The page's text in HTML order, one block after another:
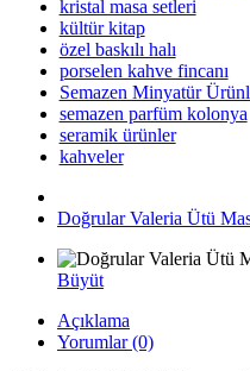
kristal masa setleri
kültür kitap
özel baskılı halı
porselen kahve fincanı
Semazen Minyatür
semazen parfüm kolonya
seramik ürünler
kahveler
Doğrular Valeria Ütü
Büyüt
Açıklama
Yorumlar (0)